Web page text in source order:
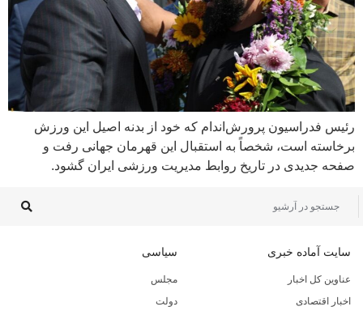
رئیس فدراسیون پرورش‌اندام که خود از بدنه اصیل این ورزش
برخاسته است، شخصاً به استقبال این قهرمان جهانی رفت و
صفحه جدیدی در تاریخ روابط مدیریت ورزشی ایران گشود.
سایت آماده خبری
عناوین کل اخبار
اخبار اقتصادی
سیاسی
مجلس
دولت